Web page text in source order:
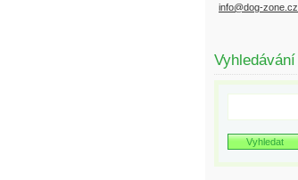
info@dog-zone.cz
Vyhledávání